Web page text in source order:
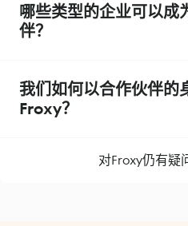
哪些类型的企业可以成
伴？
我们如何以合作伙伴的
Froxy？
对Froxy仍有疑